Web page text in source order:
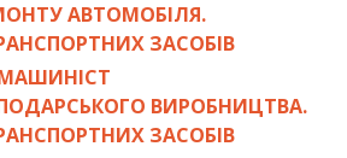
АВТОМОБІЛЯ.
ЗАСОБІВ
ВИРОБНИЦТВА.
ЗАСОБІВ